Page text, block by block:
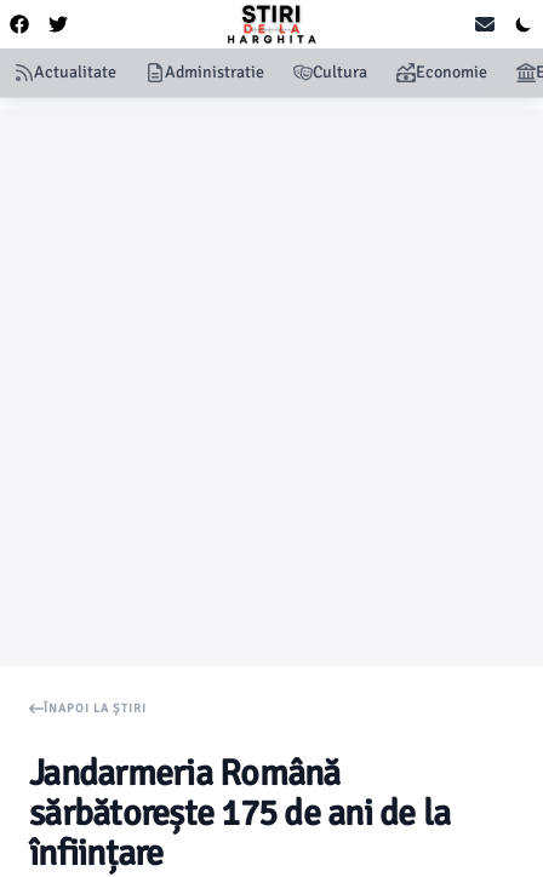
Actualitate Administratie Cultura Economie
ÎNAPOI LA ȘTIRI
Jandarmeria Română
sărbătorește 175 de ani de la
înființare